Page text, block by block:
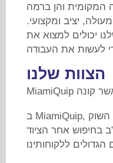
המקומית והן ברמה
יציב ומקצועי.
יכולים למצוא את
הצוות שלנו
ב MiamiQuip, יש לנו קבוצה מנוסה של אנשי מקצוע כי הם פעיל החוקרים את השוק
בחיפוש אחר הציוד